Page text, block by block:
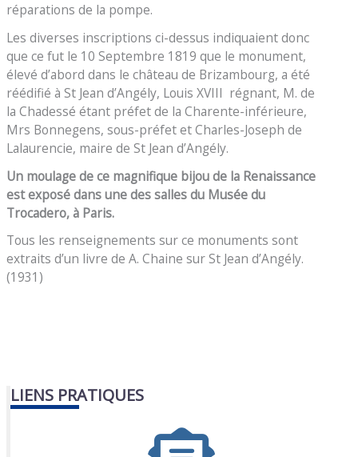
réparations de la pompe.
Les diverses inscriptions ci-dessus indiquaient donc
que ce fut le 10 Septembre 1819 que le monument,
élevé d’abord dans le château de Brizambourg, a été
réédifié à St Jean d’Angély, Louis XVIII régnant, M. de
la Chadessé étant préfet de la Charente-inférieure,
Mrs Bonnegens, sous-préfet et Charles-Joseph de
Lalaurencie, maire de St Jean d’Angély.
Un moulage de ce magnifique bijou de la Renaissance
est exposé dans une des salles du Musée du
Trocadero, à Paris.
Tous les renseignements sur ce monuments sont
extraits d’un livre de A. Chaine sur St Jean d’Angély.
(1931)
LIENS PRATIQUES